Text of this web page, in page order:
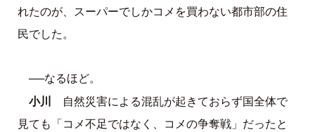
れたのが、スーパーでしかコメを買わない都市部の住
民でした。
──なるほど。
小川
自然災害による混乱が起きておらず国全体で
見ても「コメ不足ではなく、コメの争奪戦」だったと